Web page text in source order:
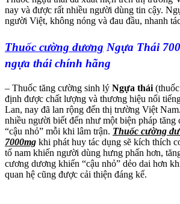
nay và được rất nhiều người dùng tin cậy.
người Việt, không nóng và đau đầu, nhanh
Thuốc cường dương Ngựa Thái
ngựa thái chính hãng
– Thuốc tăng cường sinh lý Ngựa thái
định được chất lượng và thương hiệu nổi
Lan, nay đã lan rộng đến thị trường Việt
nhiều người biết đến như một biện pháp tăng
“cậu nhỏ” mỗi khi lâm trận. Thuốc cường
7000mg khi phát huy tác dụng sẽ kích thích
tố nam khiến người dùng hưng phấn hơn,
cương dương khiến “cậu nhỏ” dẻo dai hơn
quan hệ cũng được cải thiện đáng kể.